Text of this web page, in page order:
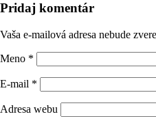
Pridaj komentár
Vaša e-mailová adresa nebude
Meno *
E-mail *
Adresa webu